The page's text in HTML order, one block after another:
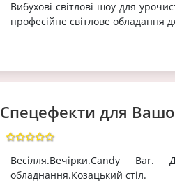
Вибухові світлові шоу для
професійне світлове обладання
Cпецефекти для
Весілля.Вечірки.Candy Bar.
обладнання.Козацький стіл.